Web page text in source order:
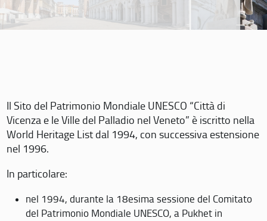
Il Sito del Patrimonio Mondiale UNESCO “Città di
Vicenza e le Ville del Palladio nel Veneto” è iscritto nella
World Heritage List dal 1994, con successiva estensione
nel 1996.
In particolare:
nel 1994, durante la 18esima sessione del Comitato
del Patrimonio Mondiale UNESCO, a Pukhet in